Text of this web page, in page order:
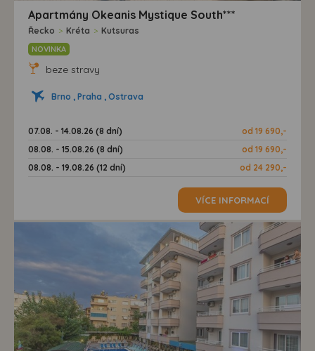
Apartmány Okeanis Mystique South***
Řecko > Kréta > Kutsuras
NOVINKA
beze stravy
Brno , Praha , Ostrava
07.08. - 14.08.26 (8 dní)
od 19 690,-
08.08. - 15.08.26 (8 dní)
od 19 690,-
08.08. - 19.08.26 (12 dní)
od 24 290,-
VÍCE INFORMACÍ